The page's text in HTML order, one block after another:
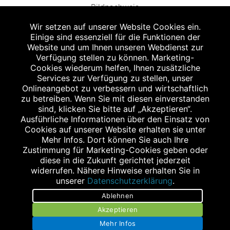
Bildnachweis
Abgabe in haushaltsüblichen Mengen, solange der Vorrat reicht. Für Druck-
und Satzfehler keine Haftung.
Zu Risiken und Nebenwirkungen lesen Sie die Packungsbeilage und fragen
Sie Ihren Arzt oder Apotheker.
Angabe nach der deutschen Arzneimitteltaxe Apothekenerstattungspreis
(AEP). Der AEP ist keine unverbindliche Preisempfehlung der Hersteller. Der
AEP ist ein von den Apotheken in Ansatz gebrachter Preis für rezeptfreie
Arzneimittel. Er entspricht in der Höhe dem für Apotheken verbindlichen
Abgabepreis, zu dem eine Apotheke in bestimmten Fällen (z.B. bei Kindern
unter 12 Jahren) das Produkt mit der gesetzlichen Krankenversicherung
abrechnet. Der AEP ist der allgemeine Erstattungspreis im Falle einer
Kostenübernahme durch die gesetzlichen Krankenkassen, vor Abzug eines
Zwangsrabattes (zur Zeit 5%) nach §130 Abs. 1 SGB V.
Unverbindliche Preisempfehlung des Herstellers (UVP).
powered by apovena.de
Wir setzen auf unserer Website Cookies ein.
Einige sind essenziell für die Funktionen der
Website und um Ihnen unseren Webdienst zur
Verfügung stellen zu können. Marketing-
Cookies wiederum helfen, Ihnen zusätzliche
Services zur Verfügung zu stellen, unser
Onlineangebot zu verbessern und wirtschaftlich
zu betreiben. Wenn Sie mit diesen einverstanden
sind, klicken Sie bitte auf „Akzeptieren“.
Ausführliche Informationen über den Einsatz von
Cookies auf unserer Website erhalten sie unter
Mehr Infos. Dort können Sie auch Ihre
Zustimmung für Marketing-Cookies geben oder
diese in die Zukunft gerichtet jederzeit
widerrufen. Nähere Hinweise erhalten Sie in
unserer Datenschutzerklärung.
Ablehnen
Akzeptieren
Mehr Infos